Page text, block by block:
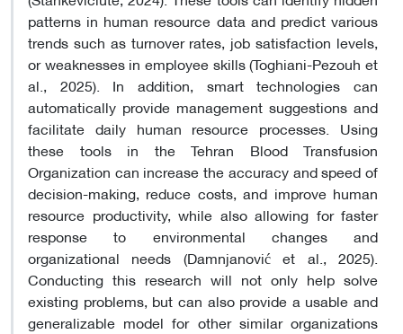
patterns in human resource data and predict various
trends such as turnover rates, job satisfaction levels,
or weaknesses in employee skills (Toghiani-Pezouh et
al., 2025). In addition, smart technologies can
automatically provide management suggestions and
facilitate daily human resource processes. Using
these tools in the Tehran Blood Transfusion
Organization can increase the accuracy and speed of
decision-making, reduce costs, and improve human
resource productivity, while also allowing for faster
response to environmental changes and
organizational needs (Damnjanović et al., 2025).
Conducting this research will not only help solve
existing problems, but can also provide a usable and
generalizable model for other similar organizations